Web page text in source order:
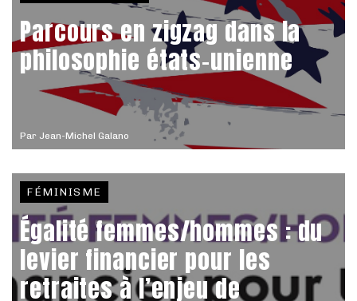
Par Jean-Michel Galano
Parcours en zigzag dans la
philosophie états-unienne
FÉMINISME
Égalité femmes/hommes : du
levier financier pour les
retraites à l’enjeu de